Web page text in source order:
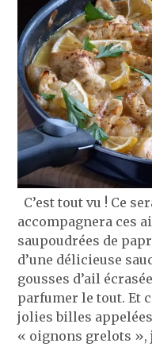
C’est tout vu ! Ce
accompagnera ces
saupoudrées de
d’une délicieuse
gousses d’ail
parfumer le tout. Et
jolies billes
« oignons grelots »,